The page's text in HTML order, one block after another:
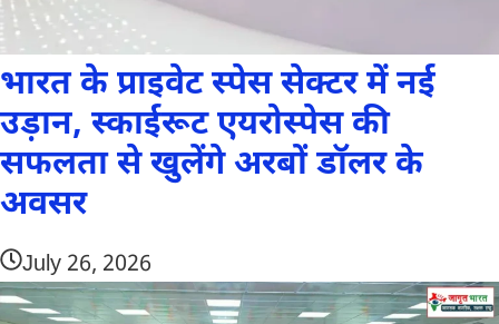
भारत के प्राइवेट स्पेस सेक्टर में नई
उड़ान, स्काईरूट एयरोस्पेस की
सफलता से खुलेंगे अरबों डॉलर के
अवसर
July 26, 2026